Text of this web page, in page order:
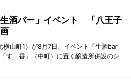
酒バー」イベント 「八王子
横山町1）が8月7日、イベント「生酒bar
すゞ香」（中町）に置く醸造所併設のシ